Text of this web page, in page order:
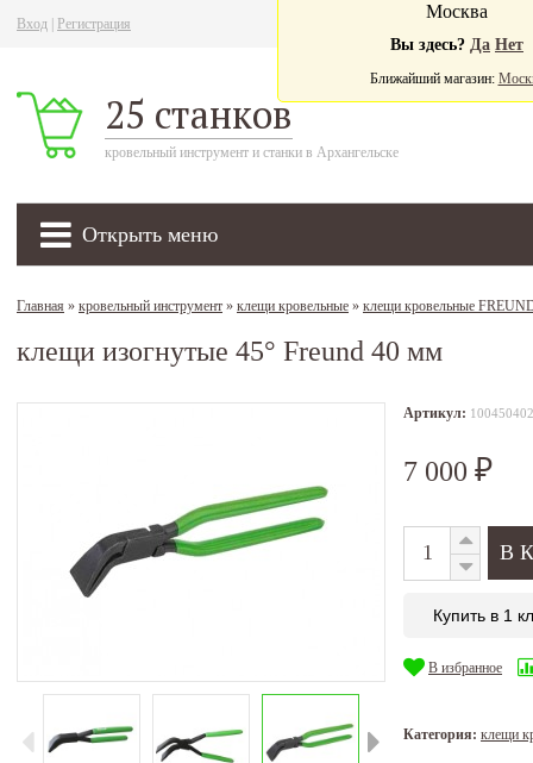
Вход Регистрация
25 станков
кровельный инструмент и станки в Архангельске
Открыть меню
Москва
Вы здесь? Да Нет
Ближайший магазин:
Главная » кровельный инструмент » клещи кровельные » клещи кровельные
клещи изогнутые 45° Freund 40 мм
Артикул: 100450402
7 000 ₽
Купить в 1
В избранное
Категория: клещи